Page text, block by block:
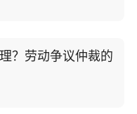
？劳动争议仲裁的